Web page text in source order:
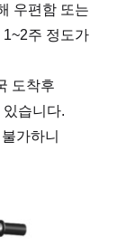
우편함 또는
주 정도가
도착후
습니다.
가하니